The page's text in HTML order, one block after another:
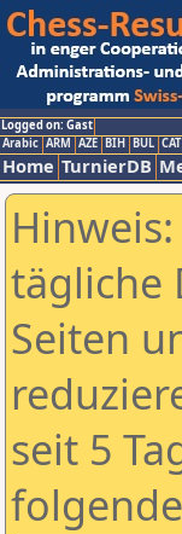
Logged on: Gast
Arabic ARM AZE BIH BUL CAT
Home TurnierDB
tägliche
Seiten
seit 5